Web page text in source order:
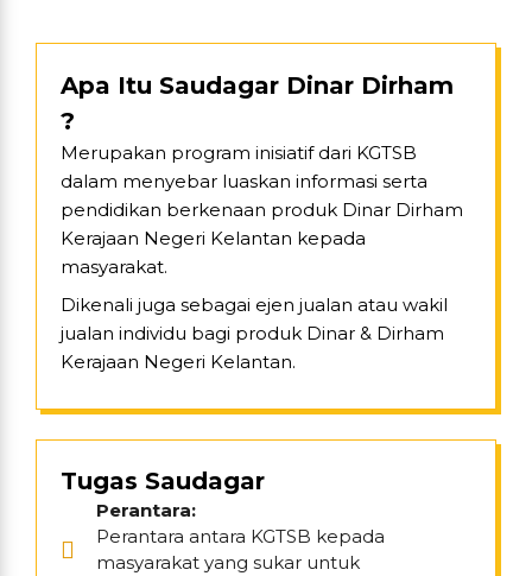
Apa Itu Saudagar Dinar Dirham
?
Merupakan program inisiatif dari KGTSB
dalam menyebar luaskan informasi serta
pendidikan berkenaan produk Dinar Dirham
Kerajaan Negeri Kelantan kepada
masyarakat.
Dikenali juga sebagai ejen jualan atau wakil
jualan individu bagi produk Dinar & Dirham
Kerajaan Negeri Kelantan.
Tugas Saudagar
Perantara:
Perantara antara KGTSB kepada
masyarakat yang sukar untuk